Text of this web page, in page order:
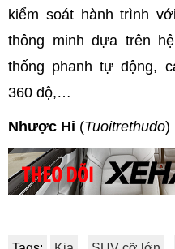
kiểm soát hành trình
thông minh dựa trên
thống phanh tự động,
360 độ,…
Nhược Hi (Tuoitrethudo)